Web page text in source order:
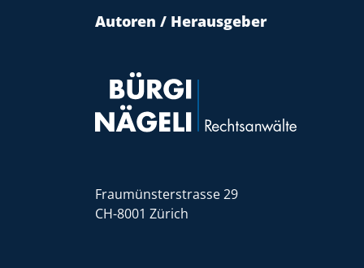
Autoren / Herausgeber
Fraumünsterstrasse 29
CH-8001 Zürich